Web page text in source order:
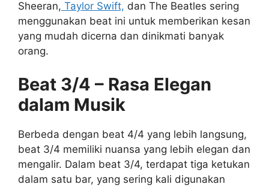
Sheeran, Taylor Swift, dan The Beatles sering
menggunakan beat ini untuk memberikan kesan
yang mudah dicerna dan dinikmati banyak
orang.
Beat 3/4 – Rasa Elegan
dalam Musik
Berbeda dengan beat 4/4 yang lebih langsung,
beat 3/4 memiliki nuansa yang lebih elegan dan
mengalir. Dalam beat 3/4, terdapat tiga ketukan
dalam satu bar, yang sering kali digunakan